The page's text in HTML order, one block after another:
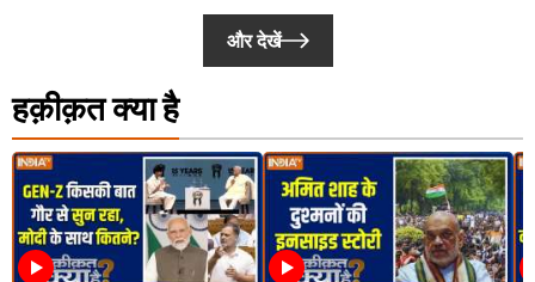
और देखें
हक़ीक़त क्या है